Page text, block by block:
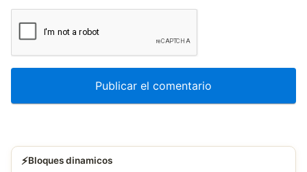
⚡Bloques dinamicos